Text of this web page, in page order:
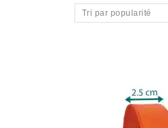
Tri par popularité